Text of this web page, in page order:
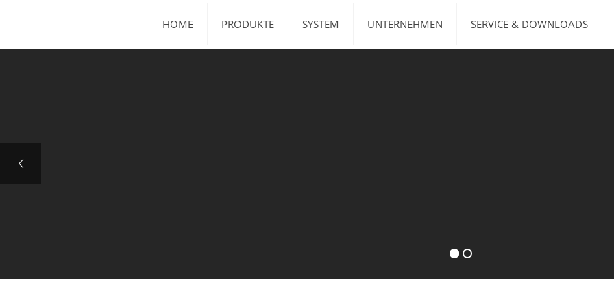
HOME PRODUKTE SYSTEM UNTERNEHMEN SERVICE & DOWNLOADS